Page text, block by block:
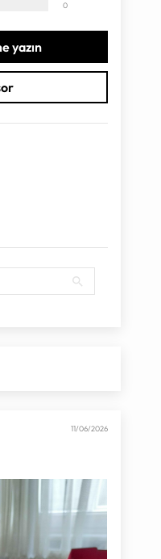
0
yazın
11/06/2026